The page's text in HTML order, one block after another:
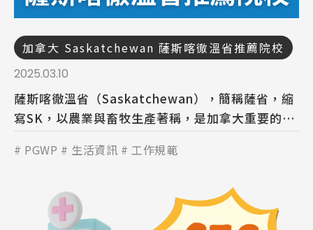
加拿大 Saskatchewan 薩斯喀徹溫省推薦院校
2025.03.10
薩斯喀徹溫省（Saskatchewan），簡稱薩省，縮
寫SK，以農業與畜牧生產著稱，是加拿大重要的糧
倉地帶，位於加拿大中心地帶，相鄰亞伯達省和馬
尼托巴省。
PGWP 生活資訊 工作規範